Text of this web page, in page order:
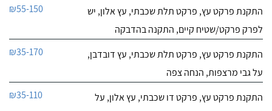
התקנת פרקט עץ, פרקט תלת שכבתי, עץ אלון, יש
לפרק פרקט/שטיח קיים, התקנה בהדבקה
₪55-150
התקנת פרקט עץ, פרקט תלת שכבתי, עץ דובדבן,
על גבי מרצפות, הנחה צפה
₪35-170
התקנת פרקט עץ, פרקט דו שכבתי, עץ אלון, על
₪35-110